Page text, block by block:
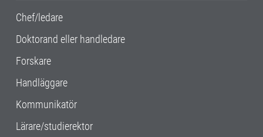
Chef/ledare
Doktorand eller handledare
Forskare
Handläggare
Kommunikatör
Lärare/studierektor